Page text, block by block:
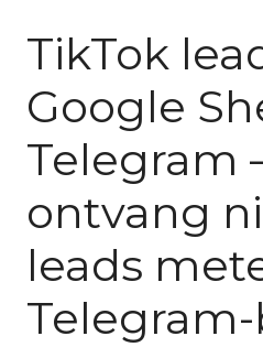
TikTok
Google
Telegram
ontvang
leads